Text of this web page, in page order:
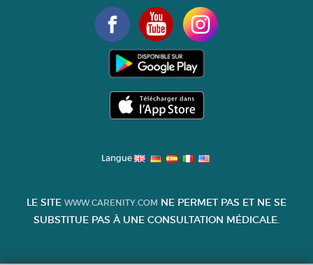
Langue
LE SITE WWW.CARENITY.COM NE PERMET PAS ET NE SE
SUBSTITUE PAS À UNE CONSULTATION MÉDICALE.